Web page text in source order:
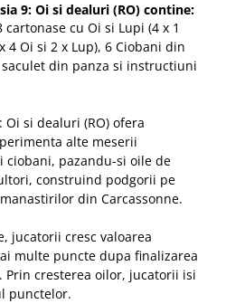
9: Oi si dealuri (RO) contine:
cu Oi si Lupi (4 x 1
4 Oi si 2 x Lup), 6 Ciobani din
din panza si instructiuni
Oi si dealuri (RO) ofera
alte meserii
ciobani, pazandu-si oile de
construind podgorii pe
din Carcassonne.
jucatorii cresc valoarea
multe puncte dupa finalizarea
cresterea oilor, jucatorii isi
punctelor.